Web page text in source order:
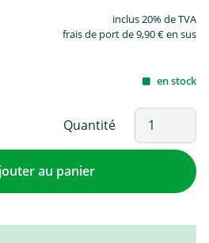
inclus 20% de TVA
frais de port de 9,90 € en sus
en stock
Quantité
au panier